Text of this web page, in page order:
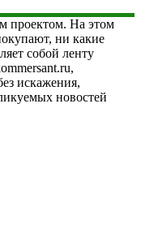
проектом. На этом
ни какие
собой ленту
искажения,
новостей